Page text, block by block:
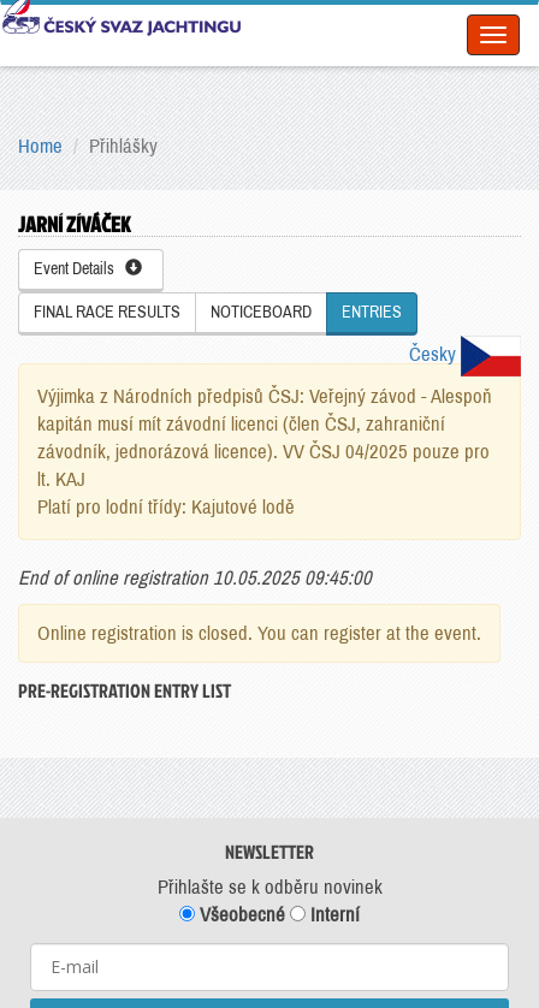
Home Přihlášky
JARNÍ ZÍVÁČEK
Event Details
FINAL RACE RESULTS NOTICEBOARD ENTRIES
Česky
Výjimka z Národních předpisů ČSJ: Veřejný závod - Alespoň
kapitán musí mít závodní licenci (člen ČSJ, zahraniční
závodník, jednorázová licence). VV ČSJ 04/2025 pouze pro
lt. KAJ
Platí pro lodní třídy: Kajutové lodě
End of online registration 10.05.2025 09:45:00
Online registration is closed. You can register at the event.
PRE-REGISTRATION ENTRY LIST
NEWSLETTER
Přihlašte se k odběru novinek
Všeobecné
Interní